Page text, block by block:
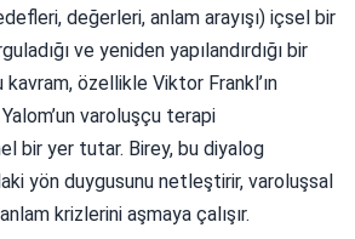
değerleri, anlam arayışı) içsel bir
ve yeniden yapılandırdığı bir
özellikle Viktor Frankl’ın
varoluşçu terapi
bir yer tutar. Birey, bu diyalog
yön duygusunu netleştirir, varoluşsal
krizlerini aşmaya çalışır.